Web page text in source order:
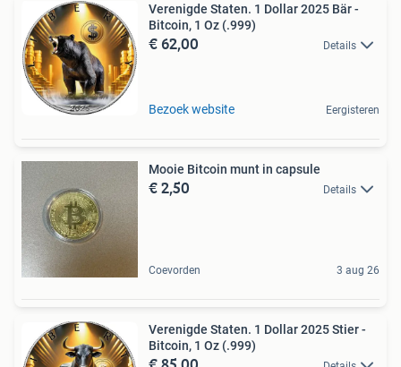
Verenigde Staten. 1 Dollar 2025 Bär -
Bitcoin, 1 Oz (.999)
€ 62,00 Details
Bezoek website Eergisteren
Mooie Bitcoin munt in capsule
€ 2,50 Details
Coevorden 3 aug 26
Verenigde Staten. 1 Dollar 2025 Stier -
Bitcoin, 1 Oz (.999)